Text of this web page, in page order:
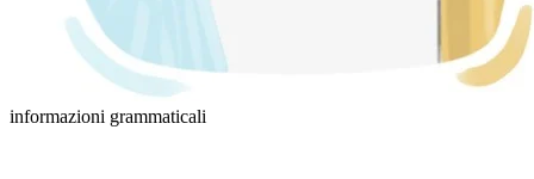
informazioni grammaticali